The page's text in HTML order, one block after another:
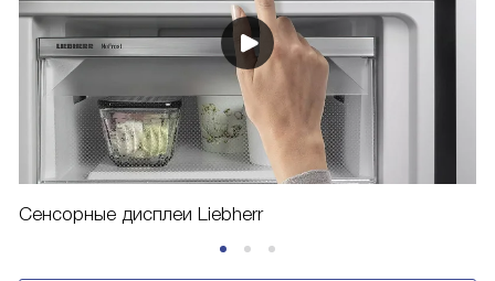
Сенсорные дисплеи Liebherr